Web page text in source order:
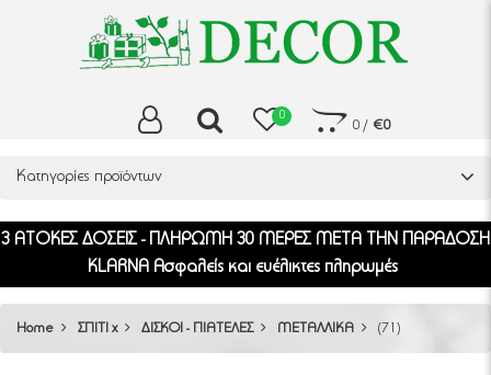
0
0/ €0
Κατηγορίες προϊόντων
3 ΑΤΟΚΕΣ ΔΟΣΕΙΣ - ΠΛΗΡΩΜΗ 30 ΜΕΡΕΣ ΜΕΤΑ ΤΗΝ ΠΑΡΑΔΟΣΗ
KLARNA Ασφαλείς και ευέλικτες πληρωμές
Home ΣΠΙΤΙ x ΔΙΣΚΟΙ - ΠΙΑΤΕΛΕΣ ΜΕΤΑΛΛΙΚΑ (71)